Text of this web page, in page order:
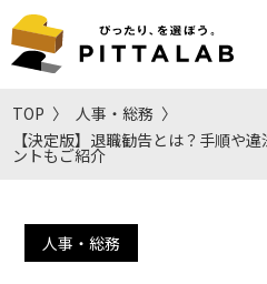
TOP
人事・総務
【決定版】退職勧告とは？手順や
ントもご紹介
人事・総務